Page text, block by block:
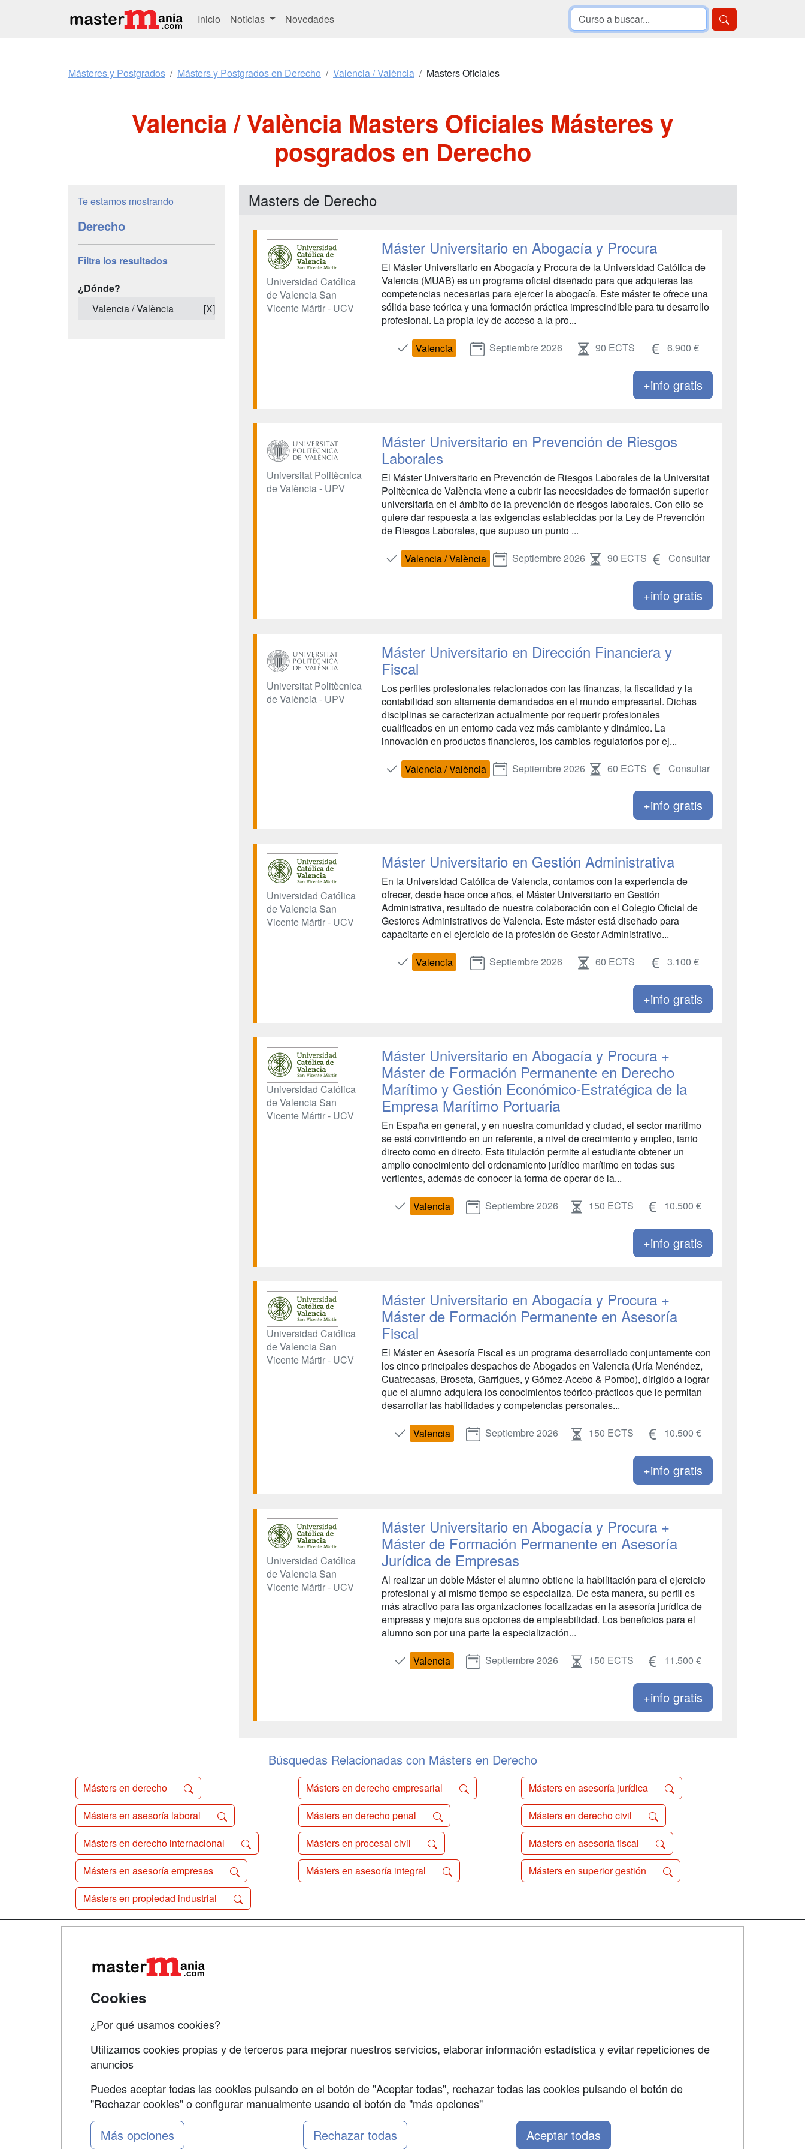
Inicio Noticias Novedades
Másteres y Postgrados Másters y Postgrados en Derecho Valencia / València Masters Oficiales
Valencia / València Masters Oficiales Másteres y
posgrados en Derecho
Te estamos mostrando
Derecho
Filtra los resultados
¿Dónde?
Valencia / València
[X]
Masters de Derecho
Universidad Católica
de Valencia San
Vicente Mártir - UCV
Máster Universitario en Abogacía y Procura
El Máster Universitario en Abogacía y Procura de la Universidad Católica de
Valencia (MUAB) es un programa oficial diseñado para que adquieras las
competencias necesarias para ejercer la abogacía. Este máster te ofrece una
sólida base teórica y una formación práctica imprescindible para tu desarrollo
profesional. La propia ley de acceso a la pro...
Valencia Septiembre 2026 90 ECTS 6.900 €
+info gratis
Universitat Politècnica
de València - UPV
Máster Universitario en Prevención de Riesgos
Laborales
El Máster Universitario en Prevención de Riesgos Laborales de la Universitat
Politècnica de València viene a cubrir las necesidades de formación superior
universitaria en el ámbito de la prevención de riesgos laborales. Con ello se
quiere dar respuesta a las exigencias establecidas por la Ley de Prevención
de Riesgos Laborales, que supuso un punto ...
Valencia / València Septiembre 2026 90 ECTS Consultar
+info gratis
Universitat Politècnica
de València - UPV
Máster Universitario en Dirección Financiera y
Fiscal
Los perfiles profesionales relacionados con las finanzas, la fiscalidad y la
contabilidad son altamente demandados en el mundo empresarial. Dichas
disciplinas se caracterizan actualmente por requerir profesionales
cualificados en un entorno cada vez más cambiante y dinámico. La
innovación en productos financieros, los cambios regulatorios por ej...
Valencia / València Septiembre 2026 60 ECTS Consultar
+info gratis
Universidad Católica
de Valencia San
Vicente Mártir - UCV
Máster Universitario en Gestión Administrativa
En la Universidad Católica de Valencia, contamos con la experiencia de
ofrecer, desde hace once años, el Máster Universitario en Gestión
Administrativa, resultado de nuestra colaboración con el Colegio Oficial de
Gestores Administrativos de Valencia. Este máster está diseñado para
capacitarte en el ejercicio de la profesión de Gestor Administrativo...
Valencia Septiembre 2026 60 ECTS 3.100 €
+info gratis
Universidad Católica
de Valencia San
Vicente Mártir - UCV
Máster Universitario en Abogacía y Procura +
Máster de Formación Permanente en Derecho
Marítimo y Gestión Económico-Estratégica de la
Empresa Marítimo Portuaria
En España en general, y en nuestra comunidad y ciudad, el sector marítimo
se está convirtiendo en un referente, a nivel de crecimiento y empleo, tanto
directo como en directo. Esta titulación permite al estudiante obtener un
amplio conocimiento del ordenamiento jurídico marítimo en todas sus
vertientes, además de conocer la forma de operar de la...
Valencia Septiembre 2026 150 ECTS 10.500 €
+info gratis
Universidad Católica
de Valencia San
Vicente Mártir - UCV
Máster Universitario en Abogacía y Procura +
Máster de Formación Permanente en Asesoría
Fiscal
El Máster en Asesoría Fiscal es un programa desarrollado conjuntamente con
los cinco principales despachos de Abogados en Valencia (Uría Menéndez,
Cuatrecasas, Broseta, Garrigues, y Gómez-Acebo & Pombo), dirigido a lograr
que el alumno adquiera los conocimientos teórico-prácticos que le permitan
desarrollar las habilidades y competencias personales...
Valencia Septiembre 2026 150 ECTS 10.500 €
+info gratis
Universidad Católica
de Valencia San
Vicente Mártir - UCV
Máster Universitario en Abogacía y Procura +
Máster de Formación Permanente en Asesoría
Jurídica de Empresas
Al realizar un doble Máster el alumno obtiene la habilitación para el ejercicio
profesional y al mismo tiempo se especializa. De esta manera, su perfil es
más atractivo para las organizaciones focalizadas en la asesoría jurídica de
empresas y mejora sus opciones de empleabilidad. Los beneficios para el
alumno son por una parte la especialización...
Valencia Septiembre 2026 150 ECTS 11.500 €
+info gratis
Búsquedas Relacionadas con Másters en Derecho
Másters en derecho Másters en derecho empresarial
Másters en asesoría jurídica
Másters en asesoría laboral
Másters en derecho penal
Másters en derecho civil
Másters en derecho internacional
Másters en procesal civil
Másters en asesoría fiscal
Másters en asesoría empresas
Másters en asesoría integral
Másters en superior gestión
Másters en propiedad industrial
Grupo formazion:
Cookies
¿Por qué usamos cookies?
Utilizamos cookies propias y de terceros para mejorar nuestros servicios, elaborar información estadística y evitar repeticiones de
anuncios
Puedes aceptar todas las cookies pulsando en el botón de "Aceptar todas", rechazar todas las cookies pulsando el botón de
"Rechazar cookies" o configurar manualmente usando el botón de "más opciones"
Más opciones Rechazar todas Aceptar todas